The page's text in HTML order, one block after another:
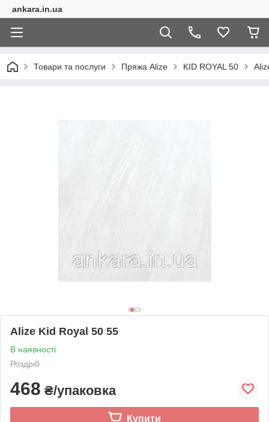
ankara.in.ua
Товари та послуги Пряжа Alize KID ROYAL 50
Alize Kid Royal 50 55
В наявності
Роздріб
468 ₴/упаковка
Купити